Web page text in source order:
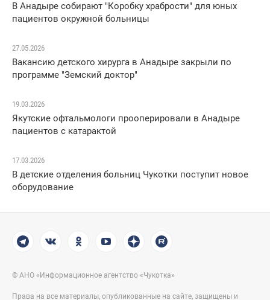
В Анадыре собирают "Коробку храбрости" для юных
пациентов окружной больницы
27.05.2026
Вакансию детского хирурга в Анадыре закрыли по
программе "Земский доктор"
19.03.2026
​Якутские офтальмологи прооперировали в Анадыре
пациентов с катарактой
17.03.2026
В детские отделения больниц Чукотки поступит новое
оборудование
© АНО «Информационное агентство «Чукотка»
Права на все материалы, опубликованные на сайте, защищены и